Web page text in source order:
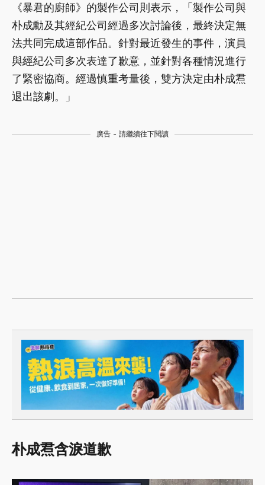
《暴君的廚師》的製作公司則表示，「製作公司與
朴成勳及其經紀公司經過多次討論後，最終決定無
法共同完成這部作品。針對最近發生的事件，演員
與經紀公司多次表達了歉意，並針對各種情況進行
了緊密協商。經過慎重考量後，雙方決定由朴成焄
退出該劇。」
廣告 - 請繼續往下閱讀
朴成焄含淚道歉